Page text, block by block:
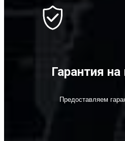
Гарантия
Предоставляем